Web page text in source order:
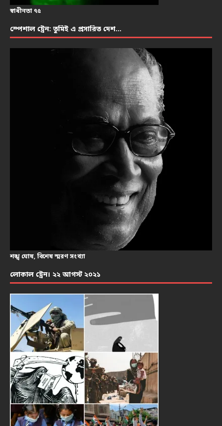
স্বাধীনতা ৭৫
স্পেশাল ট্রেন: তুমিই এ প্রসারিত দেশ…
শঙ্খ ঘোষ, বিশেষ স্মরণ সংখ্যা
লোকাল ট্রেন। ২২ আগস্ট ২০২১